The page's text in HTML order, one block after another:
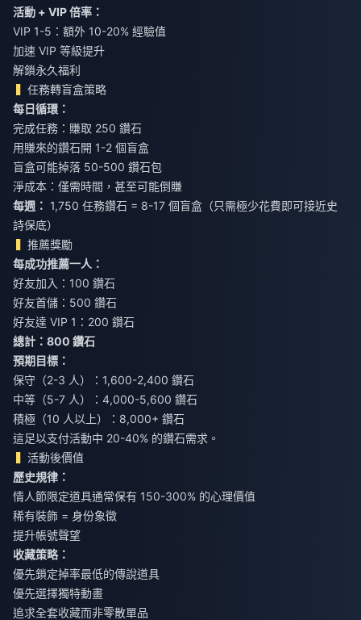
活動 + VIP 倍率：
VIP 1-5：額外 10-20% 經驗值
加速 VIP 等級提升
解鎖永久福利
任務轉盲盒策略
每日循環：
完成任務：賺取 250 鑽石
用賺來的鑽石開 1-2 個盲盒
盲盒可能掉落 50-500 鑽石包
淨成本：僅需時間，甚至可能倒賺
每週： 1,750 任務鑽石 = 8-17 個盲盒（只需極少花費即可接近史
詩保底）
推薦獎勵
每成功推薦一人：
好友加入：100 鑽石
好友首儲：500 鑽石
好友達 VIP 1：200 鑽石
總計：800 鑽石
預期目標：
保守（2-3 人）：1,600-2,400 鑽石
中等（5-7 人）：4,000-5,600 鑽石
積極（10 人以上）：8,000+ 鑽石
這足以支付活動中 20-40% 的鑽石需求。
活動後價值
歷史規律：
情人節限定道具通常保有 150-300% 的心理價值
稀有裝飾 = 身份象徵
提升帳號聲望
收藏策略：
優先鎖定掉率最低的傳說道具
優先選擇獨特動畫
追求全套收藏而非零散單品